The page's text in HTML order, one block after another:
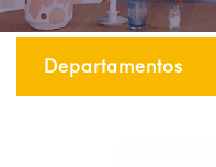
Departamentos